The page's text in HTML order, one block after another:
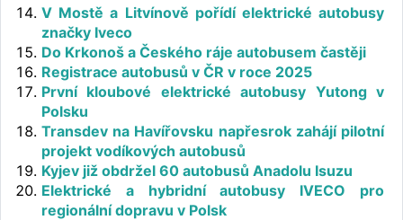
V Mostě a Litvínově pořídí elektrické autobusy
značky Iveco
Do Krkonoš a Českého ráje autobusem častěji
Registrace autobusů v ČR v roce 2025
První kloubové elektrické autobusy Yutong v
Polsku
Transdev na Havířovsku napřesrok zahájí pilotní
projekt vodíkových autobusů
Kyjev již obdržel 60 autobusů Anadolu Isuzu
Elektrické a hybridní autobusy IVECO pro
regionální dopravu v Polsk